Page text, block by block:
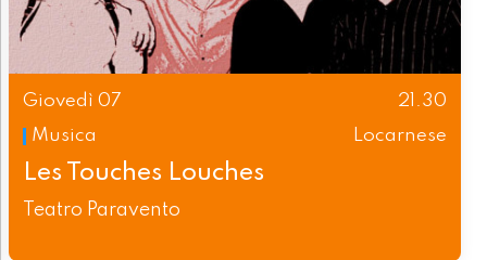
Giovedì 07
21.30
Musica
Locarnese
Les Touches Louches
Teatro Paravento